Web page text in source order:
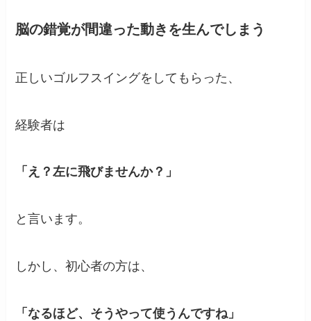
脳の錯覚が間違った動きを生んでしまう
正しいゴルフスイングをしてもらった、
経験者は
「え？左に飛びませんか？」
と言います。
しかし、初心者の方は、
「なるほど、そうやって使うんですね」